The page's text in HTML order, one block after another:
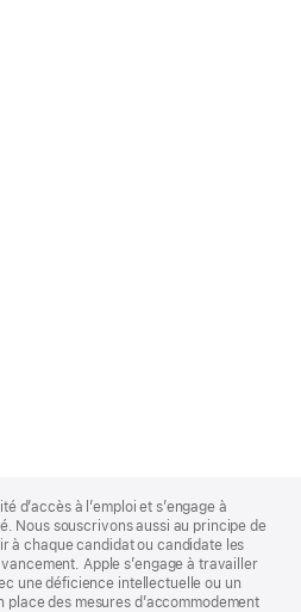
d’accès à l’emploi et s’engage à
Nous souscrivons aussi au principe de
à chaque candidat ou candidate les
Apple s’engage à travailler
une déficience intellectuelle ou un
des mesures d’accommodement